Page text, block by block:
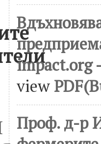
impact.org
view
Проф. д-р